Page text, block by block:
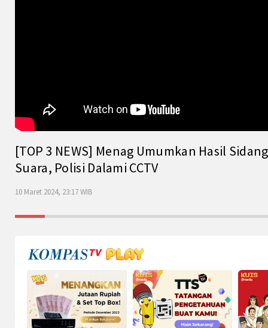
[TOP 3 NEWS] Menag Umumkan Hasil
Suara, Polisi Dalami CCTV
10 Maret 2024, 23:17 WIB